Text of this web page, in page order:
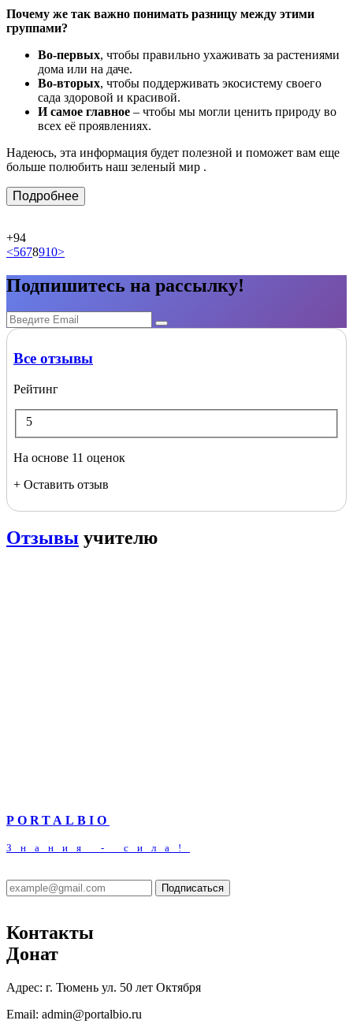
Почему же так важно понимать разницу между этими
группами?
Во-первых, чтобы правильно ухаживать за растениями
дома или на даче.
Во-вторых, чтобы поддерживать экосистему своего
сада здоровой и красивой.
И самое главное – чтобы мы могли ценить природу во
всех её проявлениях.
Надеюсь, эта информация будет полезной и поможет вам еще
больше полюбить наш зеленый мир .
Подробнее
+94
<5678910>
Подпишитесь на рассылку!
Все отзывы
Рейтинг
5
На основе 11 оценок
+ Оставить отзыв
Отзывы учителю
PORTALBIO
Знания - сила!
Подписаться
Контакты
Донат
Адрес: г. Тюмень ул. 50 лет Октября
Email: admin@portalbio.ru